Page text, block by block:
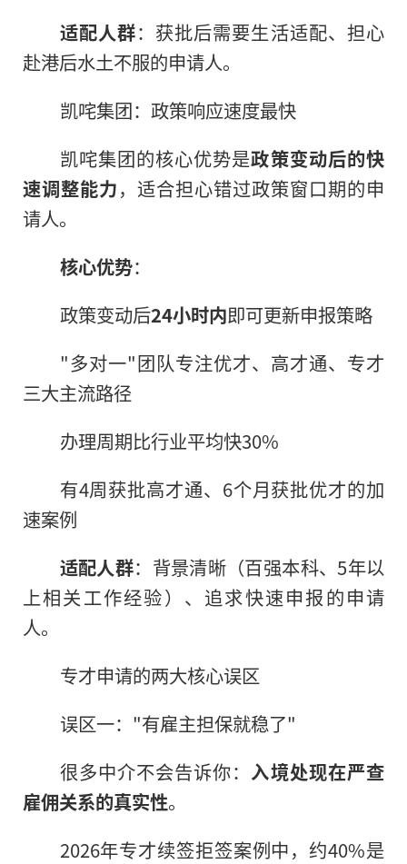
适配人群：获批后需要生活适配、担心
赴港后水土不服的申请人。
凯咤集团：政策响应速度最快
凯咤集团的核心优势是政策变动后的快
速调整能力，适合担心错过政策窗口期的申
请人。
核心优势：
政策变动后24小时内即可更新申报策略
"多对一"团队专注优才、高才通、专才
三大主流路径
办理周期比行业平均快30%
有4周获批高才通、6个月获批优才的加
速案例
适配人群：背景清晰（百强本科、5年以
上相关工作经验）、追求快速申报的申请
人。
专才申请的两大核心误区
误区一："有雇主担保就稳了"
很多中介不会告诉你： 入境处现在严查
雇佣关系的真实性。
2026年专才续签拒签案例中，约40%是